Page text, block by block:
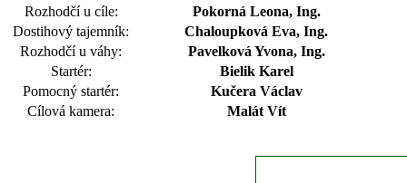
Rozhodčí u cíle:
Pokorná Leona, Ing.
Dostihový tajemník:
Chaloupková Eva, Ing.
Rozhodčí u váhy:
Pavelková Yvona, Ing.
Startér:
Bielik Karel
Pomocný startér:
Kučera Václav
Cílová kamera:
Malát Vít